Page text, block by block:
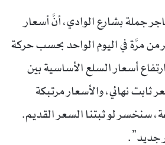
جملة بشارع الوادي، أنَّ أسعار
من مرَّة في اليوم الواحد بحسب حركة
أسعار السلع الأساسية بين
في سعر ثابت نهائي، والأسعار مرتبكة
سنخسر لو ثبتنا السعر القديم.
جديد”.